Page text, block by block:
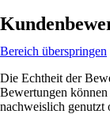
Bereich überspringen
Die Echtheit der
Bewertungen
nachweislich genutzt